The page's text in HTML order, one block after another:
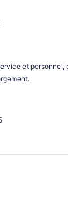
et personnel,